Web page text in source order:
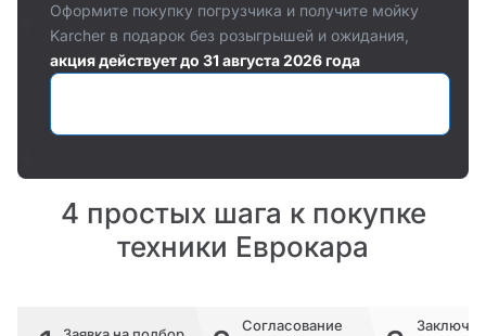
Оформите покупку погрузчика и получите мойку
Karcher в подарок без розыгрышей и ожидания,
акция действует до 31 августа 2026 года
4 простых шага к покупке
техники Еврокара
Согласование